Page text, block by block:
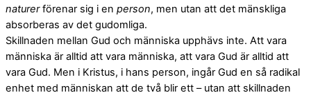
naturerförenar sig i en person, men utan att det mänskliga
absorberas av det gudomliga.
Skillnaden mellan Gud och människa upphävs inte. Att vara
människa är alltid att vara människa, att vara Gud är alltid att
vara Gud. Men i Kristus, i hans person, ingår Gud en så radikal
enhet med människan att de två blir ett – utan att skillnaden